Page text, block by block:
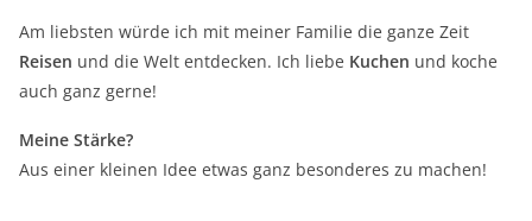
Am liebsten würde ich mit meiner Familie die ganze Zeit
Reisen und die Welt entdecken. Ich liebe Kuchen und koche
auch ganz gerne!
Meine Stärke?
Aus einer kleinen Idee etwas ganz besonderes zu machen!